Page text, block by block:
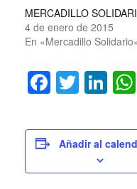
MERCADILLO
4 de enero de 2015
En «Mercadillo
Añadir al